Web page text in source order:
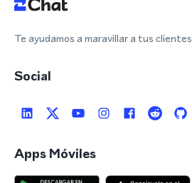
Te ayudamos a maravillar a tus clientes
Social
Apps Móviles